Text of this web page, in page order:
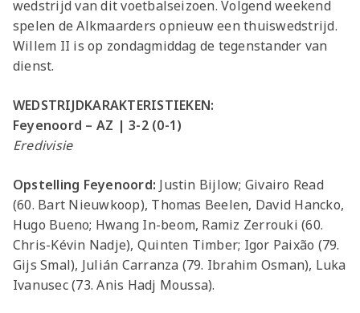
wedstrijd van dit voetbalseizoen. Volgend weekend
spelen de Alkmaarders opnieuw een thuiswedstrijd.
Willem II is op zondagmiddag de tegenstander van
dienst.
WEDSTRIJDKARAKTERISTIEKEN:
Feyenoord – AZ | 3-2 (0-1)
Eredivisie
Opstelling Feyenoord: Justin Bijlow; Givairo Read
(60. Bart Nieuwkoop), Thomas Beelen, David Hancko,
Hugo Bueno; Hwang In-beom, Ramiz Zerrouki (60.
Chris-Kévin Nadje), Quinten Timber; Igor Paixão (79.
Gijs Smal), Julián Carranza (79. Ibrahim Osman), Luka
Ivanusec (73. Anis Hadj Moussa).